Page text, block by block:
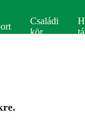
Családi
kör